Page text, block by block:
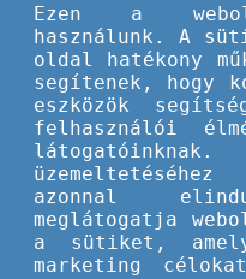
Kétoldalú
Ezen a
használunk. A
oldal hatékony
segítenek, hogy
eszközök
felhasználói
azonnal
meglátogatja
a sütiket,
marketing